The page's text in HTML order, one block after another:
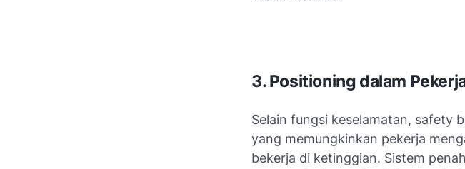
3. Positioning dalam
Selain fungsi keselamatan, safety
yang memungkinkan pekerja
bekerja di ketinggian. Sistem